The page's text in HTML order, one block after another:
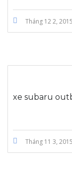
Tháng 12 2, 2015
xe subaru
Tháng 11 3, 2015